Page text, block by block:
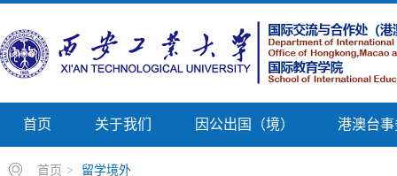
首页 关于我们 因公出国（境） 港澳台
首页 > 留学境外